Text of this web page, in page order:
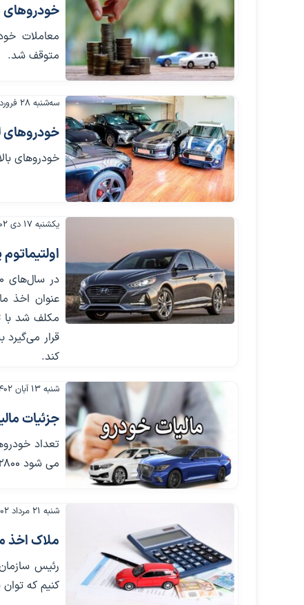
خودروهای
معاملات
متوقف شد.
سه‌شنبه ۲۸ فروردین ۱۴۰۳
خودروهای
خودروهای بالای ۳ میلیارد و ۵۰۰ میلیون تومان مشمول مالیات
یکشنبه ۱۷ دی ۱۴۰۲
عنوان اخذ
مکلف شد با
قرار می‌گیرد
کند.
شنبه ۱۳ آبان ۱۴۰۲
جزئیات
می ‌شود ۲۸۰۰ میلیارد تومان مالیات از خودروهای گران‌قیمت اخذ شود.
شنبه ۲۱ مرداد ۱۴۰۲
ملاک اخذ
رئیس
کنیم که